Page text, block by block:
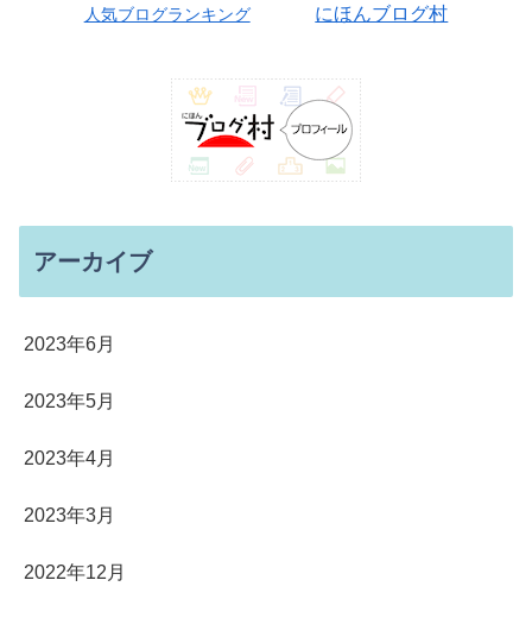
人気ブログランキング にほんブログ村
アーカイブ
2023年6月
2023年5月
2023年4月
2023年3月
2022年12月